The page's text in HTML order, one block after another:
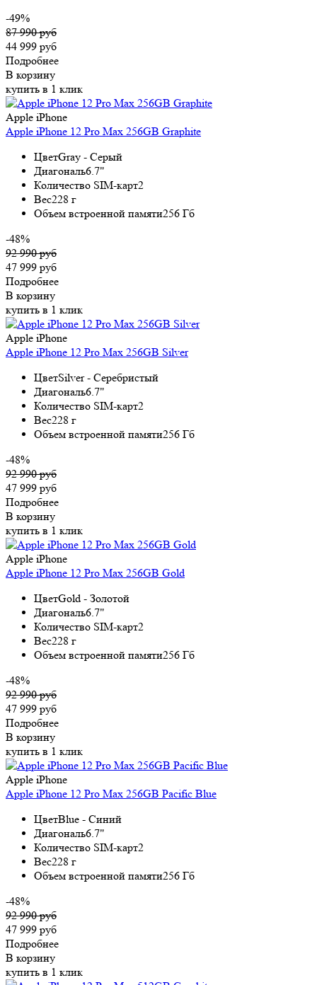
-49%
87 990 руб
44 999 руб
Подробнее
В корзину
купить в 1 клик
Apple iPhone
Apple iPhone 12 Pro Max 256GB Graphite
ЦветGray - Серый
Диагональ6.7"
Количество SIM-карт2
Вес228 г
Объем встроенной памяти256 Гб
-48%
92 990 руб
47 999 руб
Подробнее
В корзину
купить в 1 клик
Apple iPhone
Apple iPhone 12 Pro Max 256GB Silver
ЦветSilver - Серебристый
Диагональ6.7"
Количество SIM-карт2
Вес228 г
Объем встроенной памяти256 Гб
-48%
92 990 руб
47 999 руб
Подробнее
В корзину
купить в 1 клик
Apple iPhone
Apple iPhone 12 Pro Max 256GB Gold
ЦветGold - Золотой
Диагональ6.7"
Количество SIM-карт2
Вес228 г
Объем встроенной памяти256 Гб
-48%
92 990 руб
47 999 руб
Подробнее
В корзину
купить в 1 клик
Apple iPhone
Apple iPhone 12 Pro Max 256GB Pacific Blue
ЦветBlue - Синий
Диагональ6.7"
Количество SIM-карт2
Вес228 г
Объем встроенной памяти256 Гб
-48%
92 990 руб
47 999 руб
Подробнее
В корзину
купить в 1 клик